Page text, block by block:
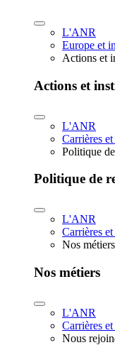
L'ANR
Europe et
Actions et
Actions et
L'ANR
Carrières
Politique
Politique de
L'ANR
Carrières
Nos métiers
Nos métiers
L'ANR
Carrières
Nous